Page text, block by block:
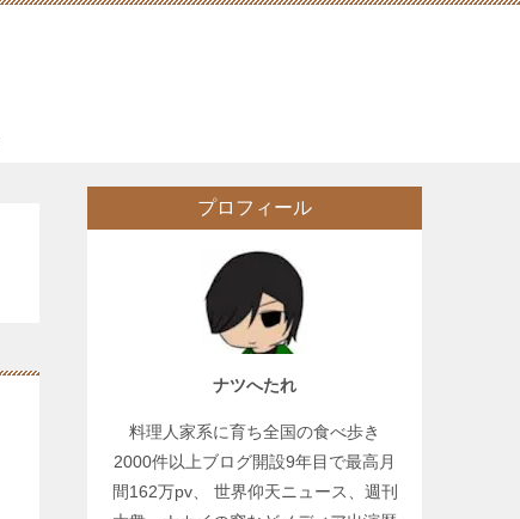
プロフィール
ナツへたれ
料理人家系に育ち全国の食べ歩き
2000件以上ブログ開設9年目で最高月
間162万pv、 世界仰天ニュース、週刊